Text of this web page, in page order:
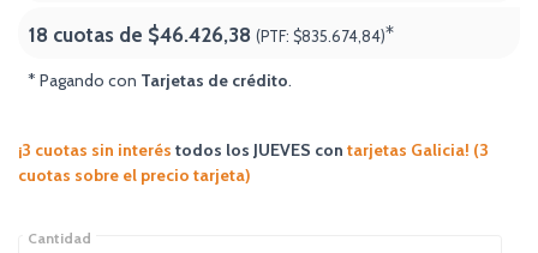
18 cuotas de $46.426,38 (PTF: $835.674,84)*
* Pagando con Tarjetas de crédito.
¡3 cuotas sin interés todos los JUEVES con tarjetas Galicia! (3
cuotas sobre el precio tarjeta)
Cantidad